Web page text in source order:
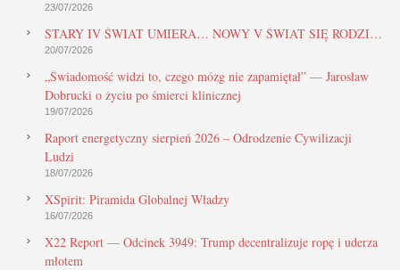
23/07/2026
STARY IV ŚWIAT UMIERA… NOWY V ŚWIAT SIĘ RODZI…
20/07/2026
„Świadomość widzi to, czego mózg nie zapamiętał” — Jarosław
Dobrucki o życiu po śmierci klinicznej
19/07/2026
Raport energetyczny sierpień 2026 – Odrodzenie Cywilizacji
Ludzi
18/07/2026
XSpirit: Piramida Globalnej Władzy
16/07/2026
X22 Report — Odcinek 3949: Trump decentralizuje ropę i uderza
młotem